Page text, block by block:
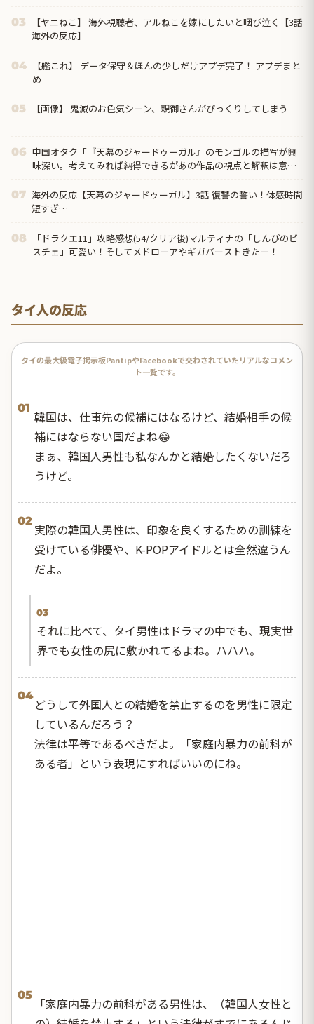
03
【ヤニねこ】 海外視聴者、アルねこを嫁にしたいと咽び泣く【3話
海外の反応】
04
【艦これ】 データ保守＆ほんの少しだけアプデ完了！ アプデまと
め
05 【画像】 鬼滅のお色気シーン、親御さんがびっくりしてしまう
06 中国オタク「『天幕のジャードゥーガル』のモンゴルの描写が興
味深い。考えてみれば納得できるがあの作品の視点と解釈は意外
07 海外の反応【天幕のジャードゥーガル】3話 復讐の誓い！体感時間
短すぎ…
08
「ドラクエ11」攻略感想(54/クリア後)マルティナの「しんぴのビ
スチェ」可愛い！そしてメドローアやギガバーストきたー！
タイ人の反応
タイの最大級電子掲示板PantipやFacebookで交わされていたリアルなコメン
ト一覧です。
01
韓国は、仕事先の候補にはなるけど、結婚相手の候
補にはならない国だよね😂
まぁ、韓国人男性も私なんかと結婚したくないだろ
うけど。
02
実際の韓国人男性は、印象を良くするための訓練を
受けている俳優や、K-POPアイドルとは全然違うん
だよ。
03
それに比べて、タイ男性はドラマの中でも、現実世
界でも女性の尻に敷かれてるよね。ハハハ。
04
どうして外国人との結婚を禁止するのを男性に限定
しているんだろう？
法律は平等であるべきだよ。「家庭内暴力の前科が
ある者」という表現にすればいいのにね。
05
「家庭内暴力の前科がある男性は、（韓国人女性と